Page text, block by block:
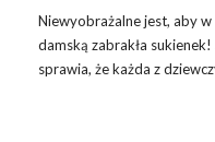
Niewyobrażalne jest, aby
damską zabrakła
sprawia, że każda z